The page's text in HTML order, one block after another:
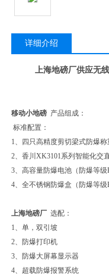
详细介绍
上海地磅厂供应无
移动小地磅 产品组成：
标准配置：
1、四只高精度剪切梁式防爆
2、香川XK3101系列智能化交
3、高容量防爆电池（防爆等
4、全不锈钢防爆盒（防爆等
上海地磅厂 选配：
1、单，双引坡
2、防爆打印机
3、防爆大屏幕显示器
4、超载防爆报警系统